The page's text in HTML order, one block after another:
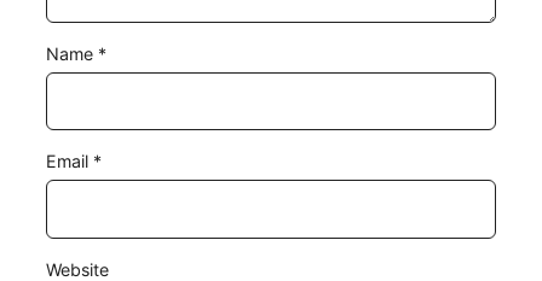
Name *
Email *
Website